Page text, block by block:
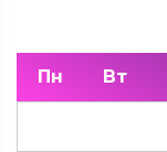
Пн Вт